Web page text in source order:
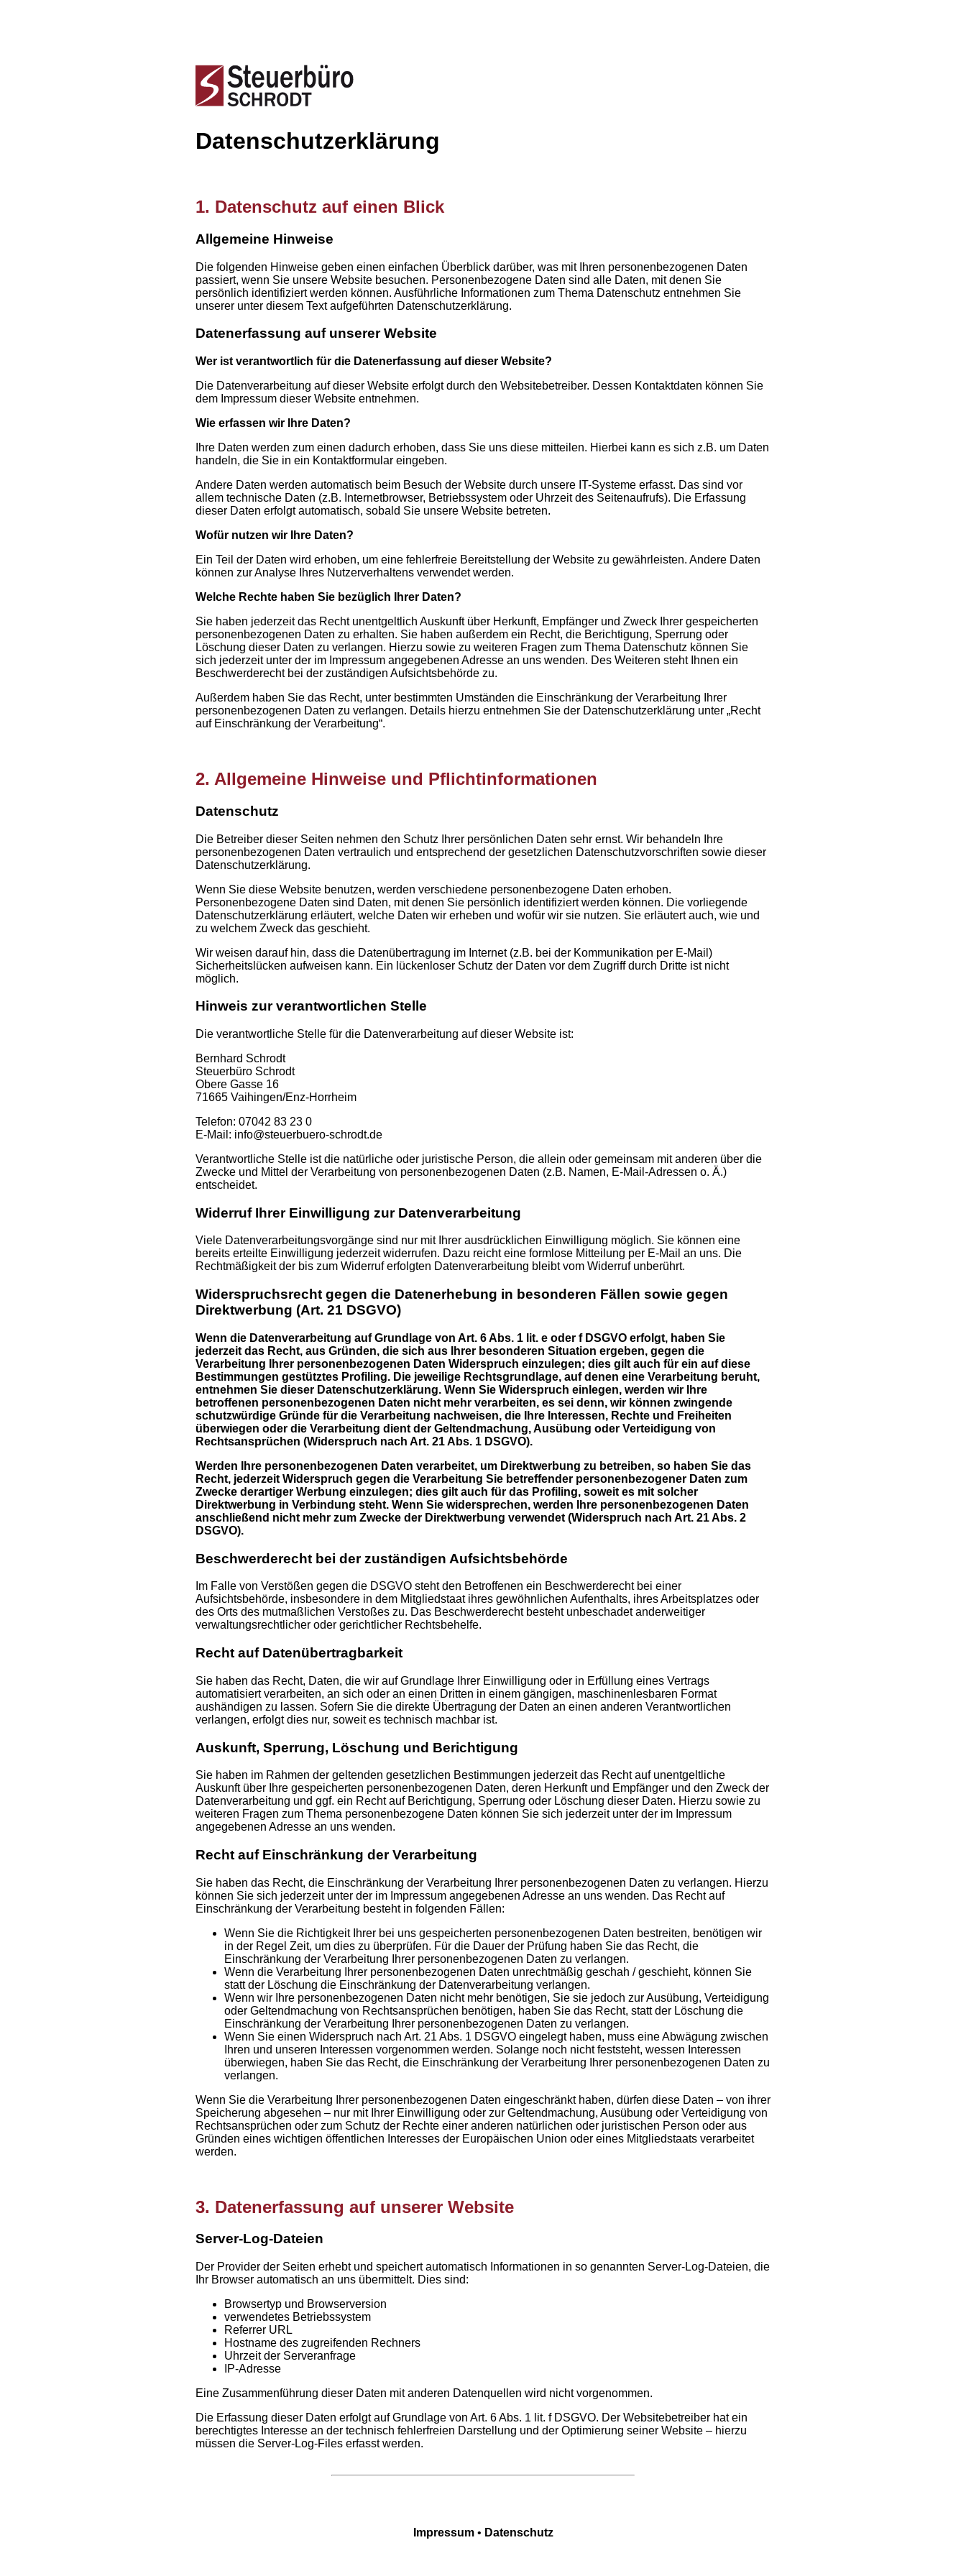
Datenschutzerklärung
1. Datenschutz auf einen Blick
Allgemeine Hinweise
Die folgenden Hinweise geben einen einfachen Überblick darüber, was mit Ihren personenbezogenen Daten
passiert, wenn Sie unsere Website besuchen. Personenbezogene Daten sind alle Daten, mit denen Sie
persönlich identifiziert werden können. Ausführliche Informationen zum Thema Datenschutz entnehmen Sie
unserer unter diesem Text aufgeführten Datenschutzerklärung.
Datenerfassung auf unserer Website
Wer ist verantwortlich für die Datenerfassung auf dieser Website?
Die Datenverarbeitung auf dieser Website erfolgt durch den Websitebetreiber. Dessen Kontaktdaten können Sie
dem Impressum dieser Website entnehmen.
Wie erfassen wir Ihre Daten?
Ihre Daten werden zum einen dadurch erhoben, dass Sie uns diese mitteilen. Hierbei kann es sich z.B. um Daten
handeln, die Sie in ein Kontaktformular eingeben.
Andere Daten werden automatisch beim Besuch der Website durch unsere IT-Systeme erfasst. Das sind vor
allem technische Daten (z.B. Internetbrowser, Betriebssystem oder Uhrzeit des Seitenaufrufs). Die Erfassung
dieser Daten erfolgt automatisch, sobald Sie unsere Website betreten.
Wofür nutzen wir Ihre Daten?
Ein Teil der Daten wird erhoben, um eine fehlerfreie Bereitstellung der Website zu gewährleisten. Andere Daten
können zur Analyse Ihres Nutzerverhaltens verwendet werden.
Welche Rechte haben Sie bezüglich Ihrer Daten?
Sie haben jederzeit das Recht unentgeltlich Auskunft über Herkunft, Empfänger und Zweck Ihrer gespeicherten
personenbezogenen Daten zu erhalten. Sie haben außerdem ein Recht, die Berichtigung, Sperrung oder
Löschung dieser Daten zu verlangen. Hierzu sowie zu weiteren Fragen zum Thema Datenschutz können Sie
sich jederzeit unter der im Impressum angegebenen Adresse an uns wenden. Des Weiteren steht Ihnen ein
Beschwerderecht bei der zuständigen Aufsichtsbehörde zu.
Außerdem haben Sie das Recht, unter bestimmten Umständen die Einschränkung der Verarbeitung Ihrer
personenbezogenen Daten zu verlangen. Details hierzu entnehmen Sie der Datenschutzerklärung unter „Recht
auf Einschränkung der Verarbeitung“.
2. Allgemeine Hinweise und Pflichtinformationen
Datenschutz
Die Betreiber dieser Seiten nehmen den Schutz Ihrer persönlichen Daten sehr ernst. Wir behandeln Ihre
personenbezogenen Daten vertraulich und entsprechend der gesetzlichen Datenschutzvorschriften sowie dieser
Datenschutzerklärung.
Wenn Sie diese Website benutzen, werden verschiedene personenbezogene Daten erhoben.
Personenbezogene Daten sind Daten, mit denen Sie persönlich identifiziert werden können. Die vorliegende
Datenschutzerklärung erläutert, welche Daten wir erheben und wofür wir sie nutzen. Sie erläutert auch, wie und
zu welchem Zweck das geschieht.
Wir weisen darauf hin, dass die Datenübertragung im Internet (z.B. bei der Kommunikation per E-Mail)
Sicherheitslücken aufweisen kann. Ein lückenloser Schutz der Daten vor dem Zugriff durch Dritte ist nicht
möglich.
Hinweis zur verantwortlichen Stelle
Die verantwortliche Stelle für die Datenverarbeitung auf dieser Website ist:
Bernhard Schrodt
Steuerbüro Schrodt
Obere Gasse 16
71665 Vaihingen/Enz-Horrheim
Telefon: 07042 83 23 0
E-Mail: info@steuerbuero-schrodt.de
Verantwortliche Stelle ist die natürliche oder juristische Person, die allein oder gemeinsam mit anderen über die
Zwecke und Mittel der Verarbeitung von personenbezogenen Daten (z.B. Namen, E-Mail-Adressen o. Ä.)
entscheidet.
Widerruf Ihrer Einwilligung zur Datenverarbeitung
Viele Datenverarbeitungsvorgänge sind nur mit Ihrer ausdrücklichen Einwilligung möglich. Sie können eine
bereits erteilte Einwilligung jederzeit widerrufen. Dazu reicht eine formlose Mitteilung per E-Mail an uns. Die
Rechtmäßigkeit der bis zum Widerruf erfolgten Datenverarbeitung bleibt vom Widerruf unberührt.
Widerspruchsrecht gegen die Datenerhebung in besonderen Fällen sowie gegen
Direktwerbung (Art. 21 DSGVO)
Wenn die Datenverarbeitung auf Grundlage von Art. 6 Abs. 1 lit. e oder f DSGVO erfolgt, haben Sie
jederzeit das Recht, aus Gründen, die sich aus Ihrer besonderen Situation ergeben, gegen die
Verarbeitung Ihrer personenbezogenen Daten Widerspruch einzulegen; dies gilt auch für ein auf diese
Bestimmungen gestütztes Profiling. Die jeweilige Rechtsgrundlage, auf denen eine Verarbeitung beruht,
entnehmen Sie dieser Datenschutzerklärung. Wenn Sie Widerspruch einlegen, werden wir Ihre
betroffenen personenbezogenen Daten nicht mehr verarbeiten, es sei denn, wir können zwingende
schutzwürdige Gründe für die Verarbeitung nachweisen, die Ihre Interessen, Rechte und Freiheiten
überwiegen oder die Verarbeitung dient der Geltendmachung, Ausübung oder Verteidigung von
Rechtsansprüchen (Widerspruch nach Art. 21 Abs. 1 DSGVO).
Werden Ihre personenbezogenen Daten verarbeitet, um Direktwerbung zu betreiben, so haben Sie das
Recht, jederzeit Widerspruch gegen die Verarbeitung Sie betreffender personenbezogener Daten zum
Zwecke derartiger Werbung einzulegen; dies gilt auch für das Profiling, soweit es mit solcher
Direktwerbung in Verbindung steht. Wenn Sie widersprechen, werden Ihre personenbezogenen Daten
anschließend nicht mehr zum Zwecke der Direktwerbung verwendet (Widerspruch nach Art. 21 Abs. 2
DSGVO).
Beschwerderecht bei der zuständigen Aufsichtsbehörde
Im Falle von Verstößen gegen die DSGVO steht den Betroffenen ein Beschwerderecht bei einer
Aufsichtsbehörde, insbesondere in dem Mitgliedstaat ihres gewöhnlichen Aufenthalts, ihres Arbeitsplatzes oder
des Orts des mutmaßlichen Verstoßes zu. Das Beschwerderecht besteht unbeschadet anderweitiger
verwaltungsrechtlicher oder gerichtlicher Rechtsbehelfe.
Recht auf Datenübertragbarkeit
Sie haben das Recht, Daten, die wir auf Grundlage Ihrer Einwilligung oder in Erfüllung eines Vertrags
automatisiert verarbeiten, an sich oder an einen Dritten in einem gängigen, maschinenlesbaren Format
aushändigen zu lassen. Sofern Sie die direkte Übertragung der Daten an einen anderen Verantwortlichen
verlangen, erfolgt dies nur, soweit es technisch machbar ist.
Auskunft, Sperrung, Löschung und Berichtigung
Sie haben im Rahmen der geltenden gesetzlichen Bestimmungen jederzeit das Recht auf unentgeltliche
Auskunft über Ihre gespeicherten personenbezogenen Daten, deren Herkunft und Empfänger und den Zweck der
Datenverarbeitung und ggf. ein Recht auf Berichtigung, Sperrung oder Löschung dieser Daten. Hierzu sowie zu
weiteren Fragen zum Thema personenbezogene Daten können Sie sich jederzeit unter der im Impressum
angegebenen Adresse an uns wenden.
Recht auf Einschränkung der Verarbeitung
Sie haben das Recht, die Einschränkung der Verarbeitung Ihrer personenbezogenen Daten zu verlangen. Hierzu
können Sie sich jederzeit unter der im Impressum angegebenen Adresse an uns wenden. Das Recht auf
Einschränkung der Verarbeitung besteht in folgenden Fällen:
Wenn Sie die Richtigkeit Ihrer bei uns gespeicherten personenbezogenen Daten bestreiten, benötigen wir
in der Regel Zeit, um dies zu überprüfen. Für die Dauer der Prüfung haben Sie das Recht, die
Einschränkung der Verarbeitung Ihrer personenbezogenen Daten zu verlangen.
Wenn die Verarbeitung Ihrer personenbezogenen Daten unrechtmäßig geschah / geschieht, können Sie
statt der Löschung die Einschränkung der Datenverarbeitung verlangen.
Wenn wir Ihre personenbezogenen Daten nicht mehr benötigen, Sie sie jedoch zur Ausübung, Verteidigung
oder Geltendmachung von Rechtsansprüchen benötigen, haben Sie das Recht, statt der Löschung die
Einschränkung der Verarbeitung Ihrer personenbezogenen Daten zu verlangen.
Wenn Sie einen Widerspruch nach Art. 21 Abs. 1 DSGVO eingelegt haben, muss eine Abwägung zwischen
Ihren und unseren Interessen vorgenommen werden. Solange noch nicht feststeht, wessen Interessen
überwiegen, haben Sie das Recht, die Einschränkung der Verarbeitung Ihrer personenbezogenen Daten zu
verlangen.
Wenn Sie die Verarbeitung Ihrer personenbezogenen Daten eingeschränkt haben, dürfen diese Daten – von ihrer
Speicherung abgesehen – nur mit Ihrer Einwilligung oder zur Geltendmachung, Ausübung oder Verteidigung von
Rechtsansprüchen oder zum Schutz der Rechte einer anderen natürlichen oder juristischen Person oder aus
Gründen eines wichtigen öffentlichen Interesses der Europäischen Union oder eines Mitgliedstaats verarbeitet
werden.
3. Datenerfassung auf unserer Website
Server-Log-Dateien
Der Provider der Seiten erhebt und speichert automatisch Informationen in so genannten Server-Log-Dateien, die
Ihr Browser automatisch an uns übermittelt. Dies sind:
Browsertyp und Browserversion
verwendetes Betriebssystem
Referrer URL
Hostname des zugreifenden Rechners
Uhrzeit der Serveranfrage
IP-Adresse
Eine Zusammenführung dieser Daten mit anderen Datenquellen wird nicht vorgenommen.
Die Erfassung dieser Daten erfolgt auf Grundlage von Art. 6 Abs. 1 lit. f DSGVO. Der Websitebetreiber hat ein
berechtigtes Interesse an der technisch fehlerfreien Darstellung und der Optimierung seiner Website – hierzu
müssen die Server-Log-Files erfasst werden.
Impressum • Datenschutz